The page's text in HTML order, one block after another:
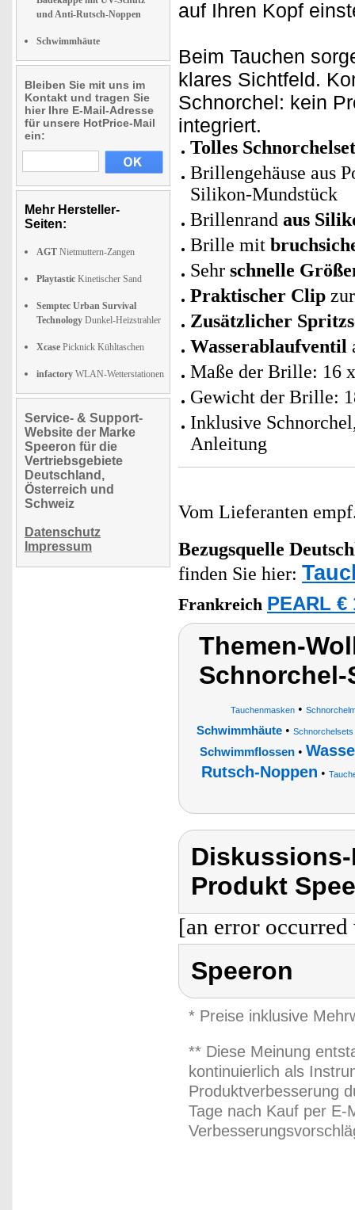
und Anti-Rutsch-Noppen
Schwimmhäute
Bleiben Sie mit uns im
Kontakt und tragen Sie
hier Ihre E-Mail-Adresse
für unsere HotPrice-Mail
ein:
Mehr Hersteller-
Seiten:
AGT Nietmuttern-Zangen
Playtastic Kinetischer Sand
Semptec Urban Survival
Technology Dunkel-Heizstrahler
Xcase Picknick Kühltaschen
infactory WLAN-Wetterstationen
Service- & Support-
Website der Marke
Speeron für die
Vertriebsgebiete
Deutschland,
Österreich und
Schweiz
Datenschutz
Impressum
auf Ihren Kopf
Beim Tauchen
klares Sichtfeld.
Schnorchel: kein
integriert.
Tolles Schnorchelset
Brillengehäuse aus
Silikon-Mundstück
Brillenrand aus
Brille mit
Sehr schnelle
Praktischer Clip
Zusätzlicher
Wasserablaufventil
Maße der Brille: 16
Gewicht der Brille:
Inklusive
Anleitung
Vom Lieferanten
Bezugsquelle
finden Sie hier:
Frankreich PEARL €
Themen-
Schnorchel-
Tauchenmasken •
Schwimmhäute •
Schwimmflossen •
Rutsch-Noppen •
Produkt
[an error
Speeron
* Preise inklusive
** Diese Meinung
kontinuierlich als
Produktverbesserung
Tage nach Kauf per E-